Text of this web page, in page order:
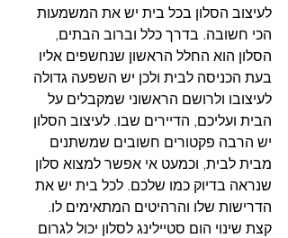
לעיצוב הסלון בכל בית יש את המשמעות
הכי חשובה. בדרך כלל וברוב הבתים,
הסלון הוא החלל הראשון שנחשפים אליו
בעת הכניסה לבית ולכן יש השפעה גדולה
לעיצובו ולרושם הראשוני שמקבלים על
הבית ועליכם, הדיירים שבו. לעיצוב הסלון
יש הרבה פקטורים חשובים שמשתנים
מבית לבית, וכמעט אי אפשר למצוא סלון
שנראה בדיוק כמו שלכם. לכל בית יש את
הדרישות שלו והרהיטים המתאימים לו.
קצת שינוי הום סטיילינג לסלון יכול לגרום